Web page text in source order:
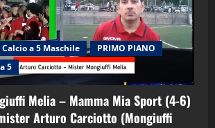
Calcio a 5 Maschile
PRIMO PIANO
5
Melia – Mamma Mia Sport (4-6)
Arturo Carciotto (Mongiuffi